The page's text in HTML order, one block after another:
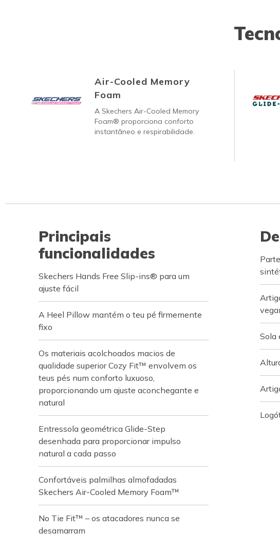
Air-Cooled Memory
Foam
A Skechers Air-Cooled Memory
Foam® proporciona conforto
instantâneo e respirabilidade.
Principais
funcionalidades
Skechers Hands Free Slip-ins® para um
ajuste fácil
A Heel Pillow mantém o teu pé firmemente
fixo
Os materiais acolchoados macios de
qualidade superior Cozy Fit™ envolvem os
teus pés num conforto luxuoso,
proporcionando um ajuste aconchegante e
natural
Entressola geométrica Glide-Step
desenhada para proporcionar impulso
natural a cada passo
Confortáveis palmilhas almofadadas
Skechers Air-Cooled Memory Foam™
No Tie Fit™ – os atacadores nunca se
desamarram
Sola